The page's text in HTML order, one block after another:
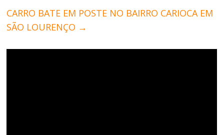
CARRO BATE EM POSTE NO BAIRRO CARIOCA EM
SÃO LOURENÇO →